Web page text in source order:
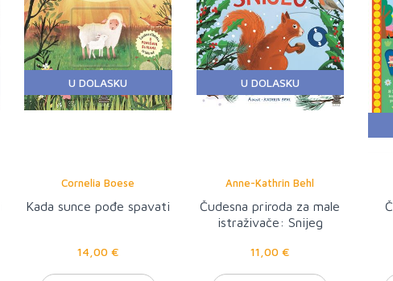
U DOLASKU
Cornelia Boese
Kada sunce pođe spavati
14,00 €
U DOLASKU
Anne-Kathrin Behl
Čudesna priroda za male
istraživače: Snijeg
11,00 €